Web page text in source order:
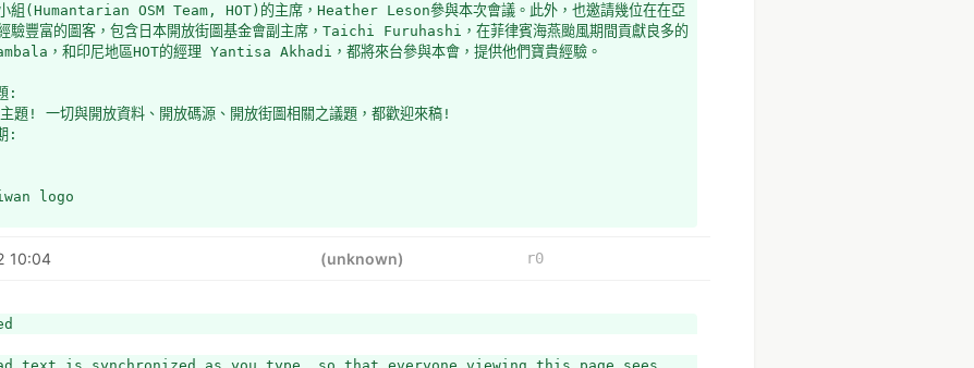
組(Humantarian OSM Team, HOT)的主席，Heather Leson參與本次會議。此外，也邀請幾位在在亞
驗豐富的圖客，包含日本開放街圖基金會副主席，Taichi Furuhashi，在菲律賓海燕颱風期間貢獻良多的
，和印尼地區HOT的經理 Yantisa Akhadi，都將來台參與本會，提供他們寶貴經驗。
:
題! 一切與開放資料、開放碼源、開放街圖相關之議題，都歡迎來稿!
:
logo
10:04 (unknown)
r0